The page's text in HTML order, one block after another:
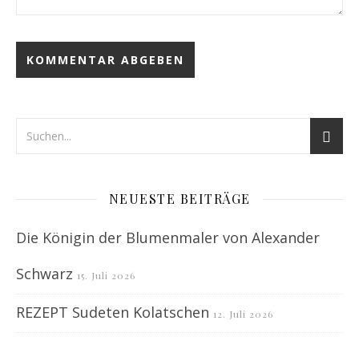
NEUESTE BEITRÄGE
Die Königin der Blumenmaler von Alexander
Schwarz 15. Juli 2026
REZEPT Sudeten Kolatschen 12. Juli 2026